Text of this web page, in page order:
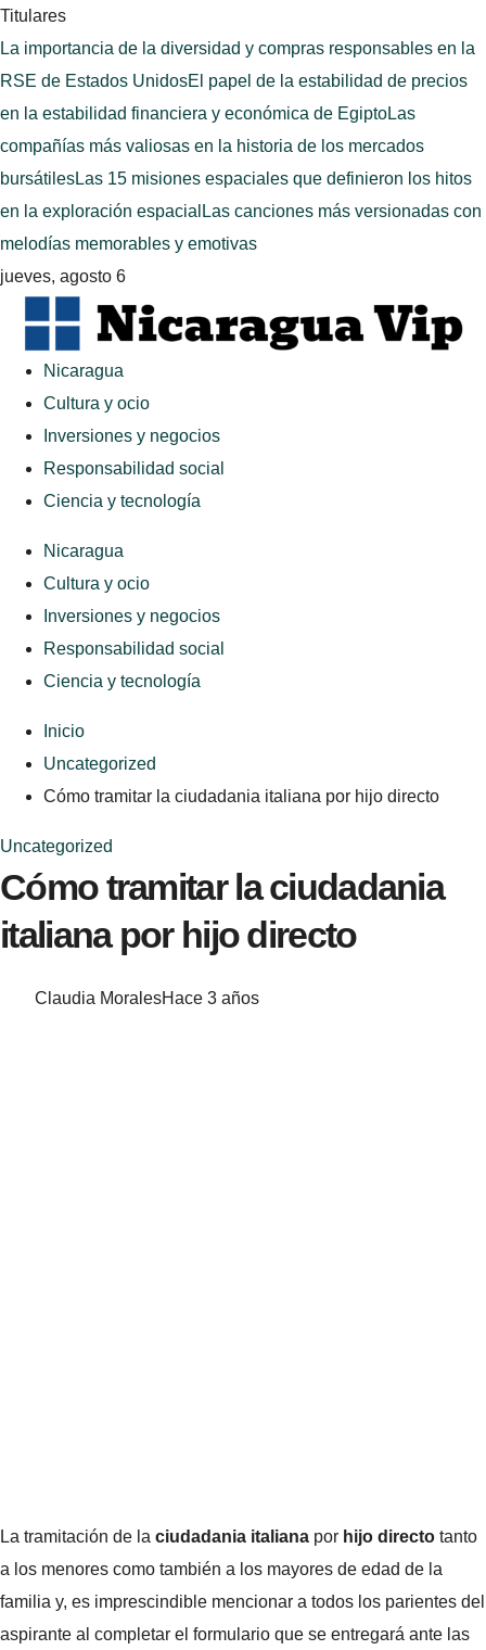
Titulares
La importancia de la diversidad y compras responsables en la
RSE de Estados UnidosEl papel de la estabilidad de precios
en la estabilidad financiera y económica de EgiptoLas
compañías más valiosas en la historia de los mercados
bursátilesLas 15 misiones espaciales que definieron los hitos
en la exploración espacial Las canciones más versionadas con
melodías memorables y emotivas
jueves, agosto 6
Nicaragua
Cultura y ocio
Inversiones y negocios
Responsabilidad social
Ciencia y tecnología
Nicaragua
Cultura y ocio
Inversiones y negocios
Responsabilidad social
Ciencia y tecnología
Inicio
Uncategorized
Cómo tramitar la ciudadania italiana por hijo directo
Uncategorized
Cómo tramitar la ciudadania
italiana por hijo directo
Claudia MoralesHace 3 años
La tramitación de la ciudadania italiana por hijo directo tanto
a los menores como también a los mayores de edad de la
familia y, es imprescindible mencionar a todos los parientes del
aspirante al completar el formulario que se entregará ante las